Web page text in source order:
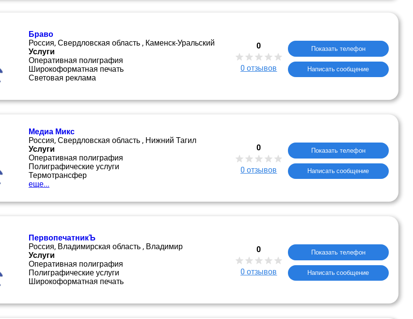
Браво
Россия, Свердловская область , Каменск-Уральский
Услуги
Оперативная полиграфия
Широкоформатная печать
Световая реклама
0
0 отзывов
Показать телефон
Написать сообщение
Медиа Микс
Россия, Свердловская область , Нижний Тагил
Услуги
Оперативная полиграфия
Полиграфические услуги
Термотрансфер
еще...
0
0 отзывов
Показать телефон
Написать сообщение
ПервопечатникЪ
Россия, Владимирская область , Владимир
Услуги
Оперативная полиграфия
Полиграфические услуги
Широкоформатная печать
0
0 отзывов
Показать телефон
Написать сообщение